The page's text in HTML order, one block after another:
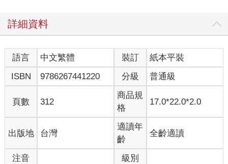
在遠古時代，弟子要住在上師的道院，每天坐在上師跟前學習經
文。古法的學習有四個步驟。第一步是「聽聞」，然後是「沉
思」、「禪修細思」、實證。當弟子坐在上師面前時，他必須要
完全不動，保持一個姿勢上完整堂課。他的注意力要集中，絲毫
不可中斷，身體任何一個部分只要稍微一動就表示分心，當即會
受到上師的斥責。因為弟子的心念是在禪定中鍛鍊出來的，他們
的記憶力敏銳，通常只需要聽一遍或兩遍，就能夠記住經文。然
後，他們自己會去找個地方坐下，或者是樹下，或者是自己的茅
屋中，或者在河邊的石上，或者在每日晨間祭祀的火壇旁，開始
做「自習」的功夫（這個名詞在《瑜伽經》出現過三次：第二篇
的第1、32、44經），背誦所學到的經文。
詳細資料
語言 中文繁體 裝訂
紙本平裝
ISBN
9786267441220 分級 普通級
頁數 312
商品規
格
17.0*22.0*2.0
出版地 台灣
適讀年
齡
全齡適讀
注音 級別